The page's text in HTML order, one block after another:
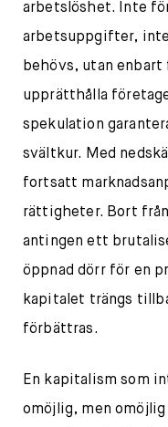
arbetslöshet. Inte
arbetsuppgifter,
behövs, utan
upprätthålla
spekulation
svältkur. Med
fortsatt
rättigheter. Bort
antingen ett
öppnad dörr för en
kapitalet trängs
förbättras.
En kapitalism som
omöjlig, men